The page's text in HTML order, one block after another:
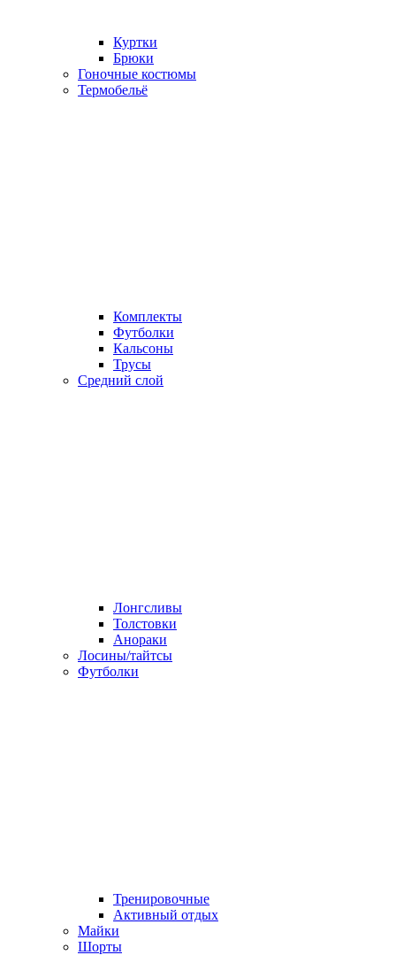
Куртки
Брюки
Гоночные костюмы
Термобельё
Комплекты
Футболки
Кальсоны
Трусы
Средний слой
Лонгсливы
Толстовки
Анораки
Лосины/тайтсы
Футболки
Тренировочные
Активный отдых
Майки
Шорты